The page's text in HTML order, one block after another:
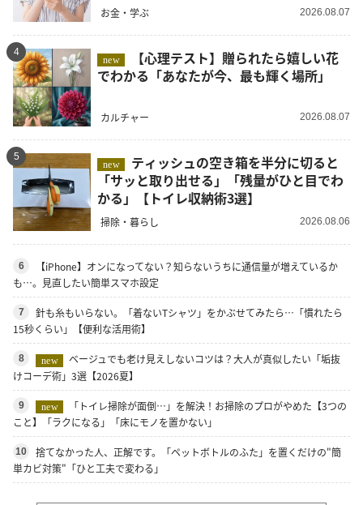
お金・学ぶ 2026.08.07
4
new
でわかる「あなたが今、最も輝く場所」
カルチャー 2026.08.07
5
new
「サッと取り出せる」「残量がひと目でわ
かる」【トイレ収納術3選】
掃除・暮らし 2026.08.06
6
【iPhone】オンになってない？知らないうちに通信量が増えているか
も…。見直したい簡単スマホ設定
7
針も糸もいらない。「着ないTシャツ」をかぶせてみたら…「慣れたら
15秒くらい」【便利な活用術】
8 new
ベージュでも老け見えしないコツは？大人が真似したい「垢抜
けコーデ術」3選【2026夏】
9 new
「トイレ掃除が面倒…」を解決！お掃除のプロがやめた【3つの
こと】「ラクになる」「床にモノを置かない」
10
捨てなかった人、正解です。「ペットボトルのふた」を置くだけの"簡
単カビ対策"「ひと工夫で変わる」